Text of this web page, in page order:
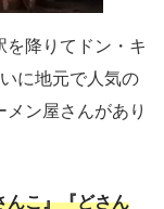
を降りてドン・キ
に地元で人気の
ン屋さんがあり
んこ』『どさん